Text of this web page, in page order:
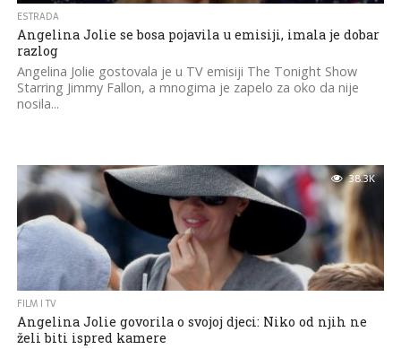
ESTRADA
Angelina Jolie se bosa pojavila u emisiji, imala je dobar
razlog
Angelina Jolie gostovala je u TV emisiji The Tonight Show
Starring Jimmy Fallon, a mnogima je zapelo za oko da nije
nosila...
38.3K
FILM I TV
Angelina Jolie govorila o svojoj djeci: Niko od njih ne
želi biti ispred kamere